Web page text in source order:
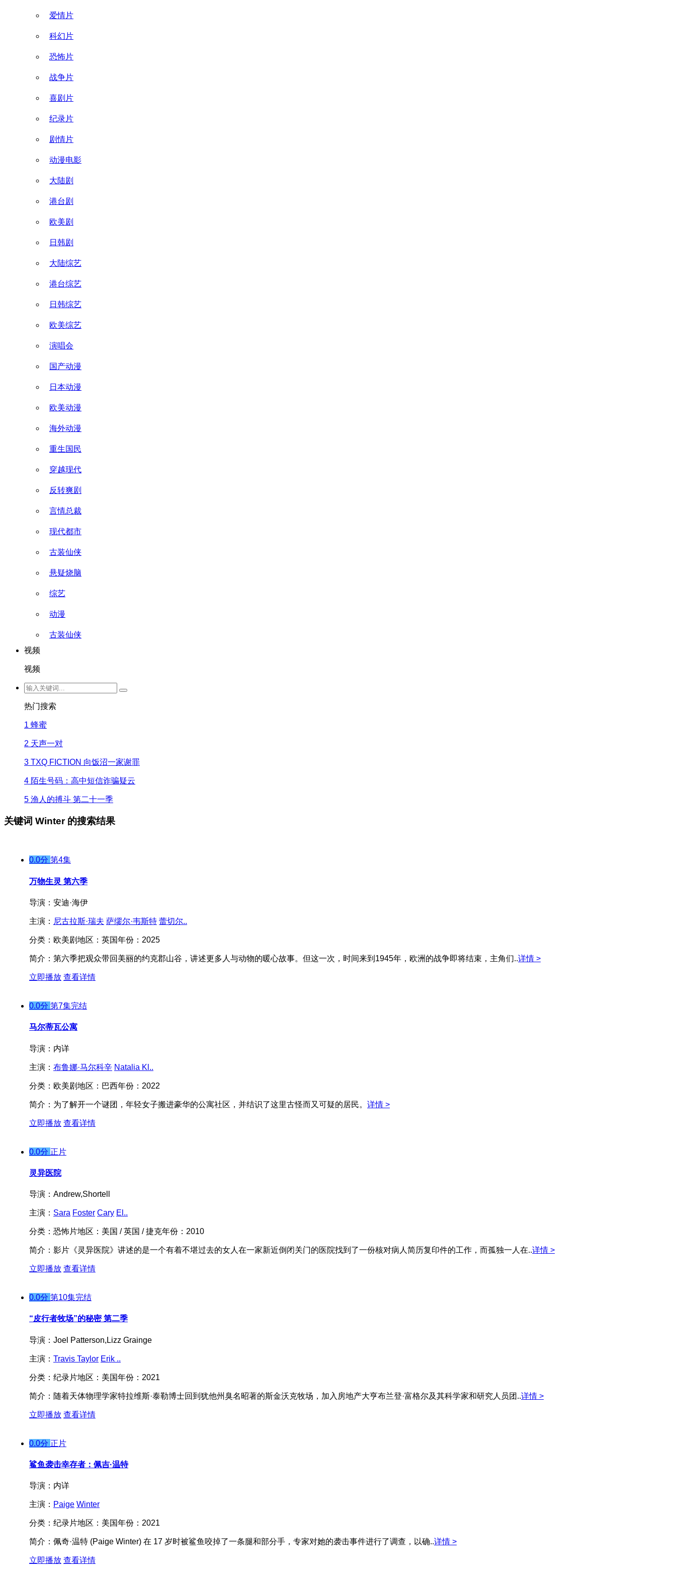
爱情片
科幻片
恐怖片
战争片
喜剧片
纪录片
剧情片
动漫电影
大陆剧
港台剧
欧美剧
日韩剧
大陆综艺
港台综艺
日韩综艺
欧美综艺
演唱会
国产动漫
日本动漫
欧美动漫
海外动漫
重生国民
穿越现代
反转爽剧
言情总裁
现代都市
古装仙侠
悬疑烧脑
综艺
动漫
古装仙侠
视频
视频
热门搜索
1 蜂蜜
2 天声一对
3 TXQ FICTION 向饭沼一家谢罪
4 陌生号码：高中短信诈骗疑云
5 渔人的搏斗 第二十一季
关键词 Winter 的搜索结果
0.0分 第4集
万物生灵 第六季
导演： 安迪·海伊
主演： 尼古拉斯·瑞夫 萨缪尔·韦斯特 蕾切尔..
分类： 欧美剧地区： 英国年份： 2025
简介： 第六季把观众带回美丽的约克郡山谷，讲述更多人与动物的暖心故事。但这一次，时间来到1945年，欧洲的战争即将结束，主角们..详情 >
立即播放 查看详情
0.0分 第7集完结
马尔蒂瓦公寓
导演： 内详
主演： 布鲁娜·马尔科辛 Natalia Kl..
分类： 欧美剧地区： 巴西年份： 2022
简介： 为了解开一个谜团，年轻女子搬进豪华的公寓社区，并结识了这里古怪而又可疑的居民。 详情 >
立即播放 查看详情
0.0分 正片
灵异医院
导演： Andrew,Shortell
主演： Sara Foster Cary El..
分类： 恐怖片地区： 美国 / 英国 / 捷克年份： 2010
简介： 影片《灵异医院》讲述的是一个有着不堪过去的女人在一家新近倒闭关门的医院找到了一份核对病人简历复印件的工作，而孤独一人在..详情 >
立即播放 查看详情
0.0分 第10集完结
“皮行者牧场”的秘密 第二季
导演： Joel Patterson,Lizz Grainge
主演： Travis Taylor Erik ..
分类： 纪录片地区： 美国年份： 2021
简介： 随着天体物理学家特拉维斯·泰勒博士回到犹他州臭名昭著的斯金沃克牧场，加入房地产大亨布兰登·富格尔及其科学家和研究人员团..详情 >
立即播放 查看详情
0.0分 正片
鲨鱼袭击幸存者：佩吉·温特
导演： 内详
主演： Paige Winter
分类： 纪录片地区： 美国年份： 2021
简介： 佩奇·温特 (Paige Winter) 在 17 岁时被鲨鱼咬掉了一条腿和部分手，专家对她的袭击事件进行了调查，以确..详情 >
立即播放 查看详情